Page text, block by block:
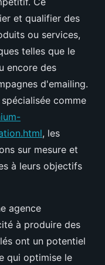
et qualifier des
ou services,
telles que le
encore des
d'emailing.
comme
, les
sur mesure et
à leurs objectifs
agence
à produire des
ont un potentiel
qui optimise le